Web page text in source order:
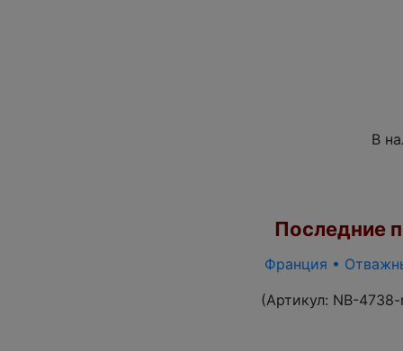
В
Последние
Франция •
(Артикул: NB-4738-